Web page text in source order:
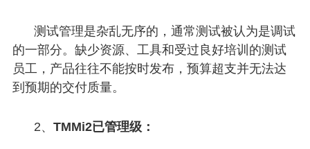
测试管理是杂乱无序的，通常测试被认为是调试
的一部分。缺少资源、工具和受过良好培训的测试
员工，产品往往不能按时发布，预算超支并无法达
到预期的交付质量。
2、 TMMi2已管理级：